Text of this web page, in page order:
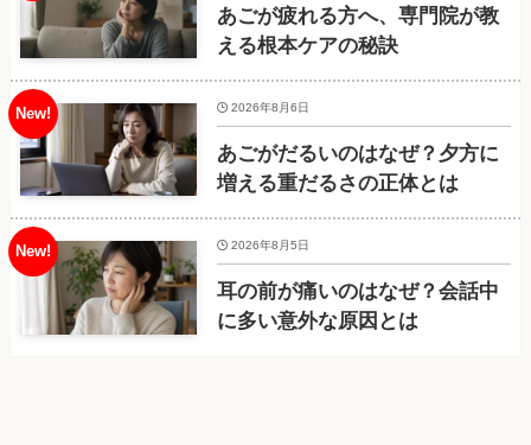
あごが疲れる方へ、専門院が教
える根本ケアの秘訣
あごがだるいのはなぜ？夕方に
増える重だるさの正体とは
2026年8月6日
耳の前が痛いのはなぜ？会話中
に多い意外な原因とは
2026年8月5日